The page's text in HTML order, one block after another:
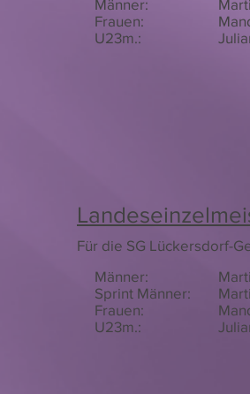
Männer:
Frauen:
U23m.:
Für die SG Lückersdorf-
Männer:
Sprint Männer:
Frauen:
U23m.: